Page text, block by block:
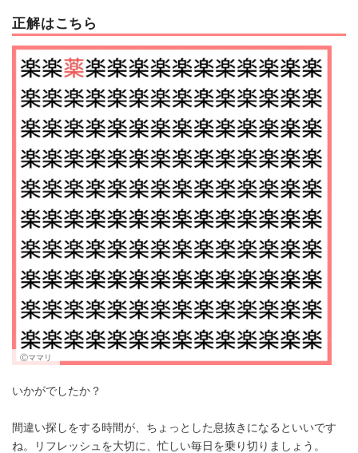
正解はこちら
Ⓒママリ
いかがでしたか？
間違い探しをする時間が、ちょっとした息抜きになるといいです
ね。リフレッシュを大切に、忙しい毎日を乗り切りましょう。